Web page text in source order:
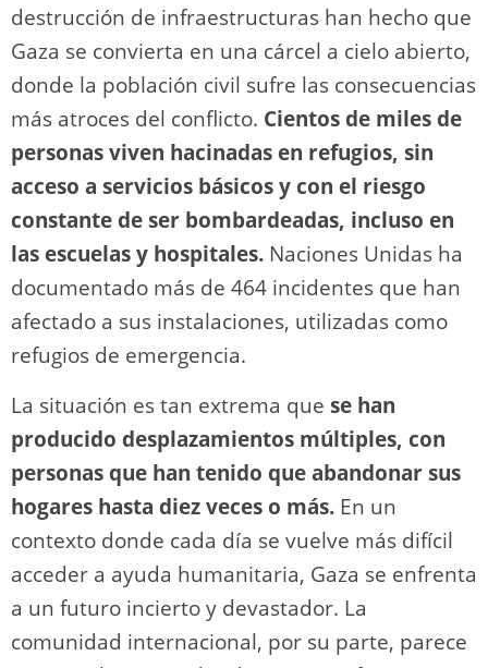
destrucción de infraestructuras han hecho que
Gaza se convierta en una cárcel a cielo abierto,
donde la población civil sufre las consecuencias
más atroces del conflicto. Cientos de miles de
personas viven hacinadas en refugios, sin
acceso a servicios básicos y con el riesgo
constante de ser bombardeadas, incluso en
las escuelas y hospitales. Naciones Unidas ha
documentado más de 464 incidentes que han
afectado a sus instalaciones, utilizadas como
refugios de emergencia.
La situación es tan extrema que se han
producido desplazamientos múltiples, con
personas que han tenido que abandonar sus
hogares hasta diez veces o más. En un
contexto donde cada día se vuelve más difícil
acceder a ayuda humanitaria, Gaza se enfrenta
a un futuro incierto y devastador. La
comunidad internacional, por su parte, parece